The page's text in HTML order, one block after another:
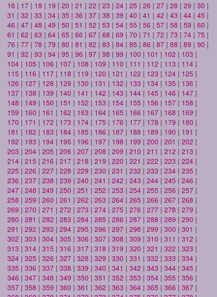
16 | 17 | 18 | 19 | 20 | 21 | 22 | 23 | 24 | 25 | 26 | 27 | 28 | 29 | 30 |
31 | 32 | 33 | 34 | 35 | 36 | 37 | 38 | 39 | 40 | 41 | 42 | 43 | 44 | 45 |
46 | 47 | 48 | 49 | 50 | 51 | 52 | 53 | 54 | 55 | 56 | 57 | 58 | 59 | 60 |
61 | 62 | 63 | 64 | 65 | 66 | 67 | 68 | 69 | 70 | 71 | 72 | 73 | 74 | 75 |
76 | 77 | 78 | 79 | 80 | 81 | 82 | 83 | 84 | 85 | 86 | 87 | 88 | 89 | 90 |
91 | 92 | 93 | 94 | 95 | 96 | 97 | 98 | 99 | 100 | 101 | 102 | 103 |
104 | 105 | 106 | 107 | 108 | 109 | 110 | 111 | 112 | 113 | 114 |
115 | 116 | 117 | 118 | 119 | 120 | 121 | 122 | 123 | 124 | 125 |
126 | 127 | 128 | 129 | 130 | 131 | 132 | 133 | 134 | 135 | 136 |
137 | 138 | 139 | 140 | 141 | 142 | 143 | 144 | 145 | 146 | 147 |
148 | 149 | 150 | 151 | 152 | 153 | 154 | 155 | 156 | 157 | 158 |
159 | 160 | 161 | 162 | 163 | 164 | 165 | 166 | 167 | 168 | 169 |
170 | 171 | 172 | 173 | 174 | 175 | 176 | 177 | 178 | 179 | 180 |
181 | 182 | 183 | 184 | 185 | 186 | 187 | 188 | 189 | 190 | 191 |
192 | 193 | 194 | 195 | 196 | 197 | 198 | 199 | 200 | 201 | 202 |
203 | 204 | 205 | 206 | 207 | 208 | 209 | 210 | 211 | 212 | 213 |
214 | 215 | 216 | 217 | 218 | 219 | 220 | 221 | 222 | 223 | 224 |
225 | 226 | 227 | 228 | 229 | 230 | 231 | 232 | 233 | 234 | 235 |
236 | 237 | 238 | 239 | 240 | 241 | 242 | 243 | 244 | 245 | 246 |
247 | 248 | 249 | 250 | 251 | 252 | 253 | 254 | 255 | 256 | 257 |
258 | 259 | 260 | 261 | 262 | 263 | 264 | 265 | 266 | 267 | 268 |
269 | 270 | 271 | 272 | 273 | 274 | 275 | 276 | 277 | 278 | 279 |
280 | 281 | 282 | 283 | 284 | 285 | 286 | 287 | 288 | 289 | 290 |
291 | 292 | 293 | 294 | 295 | 296 | 297 | 298 | 299 | 300 | 301 |
302 | 303 | 304 | 305 | 306 | 307 | 308 | 309 | 310 | 311 | 312 |
313 | 314 | 315 | 316 | 317 | 318 | 319 | 320 | 321 | 322 | 323 |
324 | 325 | 326 | 327 | 328 | 329 | 330 | 331 | 332 | 333 | 334 |
335 | 336 | 337 | 338 | 339 | 340 | 341 | 342 | 343 | 344 | 345 |
346 | 347 | 348 | 349 | 350 | 351 | 352 | 353 | 354 | 355 | 356 |
357 | 358 | 359 | 360 | 361 | 362 | 363 | 364 | 365 | 366 | 367 |